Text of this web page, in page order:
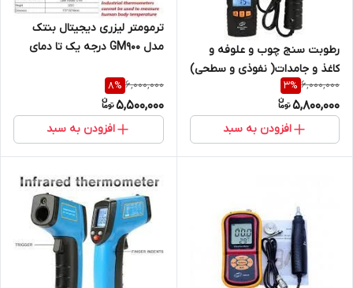
رطوبت سنج چوب و علوفه و
کاغذ و جامدات( نفوذی و سطحی)
بنتک مدل GM620
6,000,000
3%
5,800,000
افزودن به سبد
ترمومتر لیزری دیجیتال بنتک
مدل GM900 درجه یک تا دمای
آزما تجهیز)
6,000,000
8%
5,500,000
افزودن به سبد